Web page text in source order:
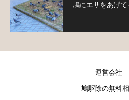
鳩にエサをあげて
運営会社
鳩駆除の無料